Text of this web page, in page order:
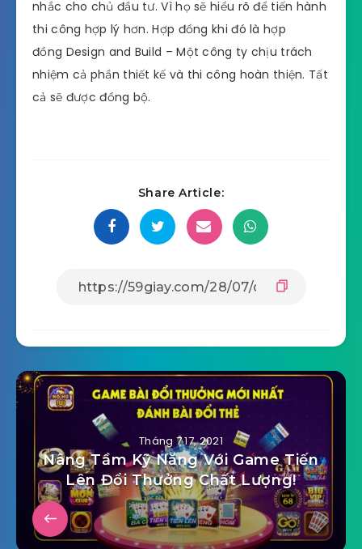
tiết kiệm rất nhiều thời gian và chi phí cho cả chủ
đầu tư lẫn nhà thầu xây dựng. Điều này sẽ đòi hỏi
rất nhiều nỗ lực và kinh nghiệm, năng lực của nhà
thầu. Vì thế việc lựa chọn nhà thầu xây dựng uy
tín cũng rất cần thiết.
biện pháp thi công luôn là lựa chọn được cân
nhắc cho chủ đầu tư. Vì họ sẽ hiểu rõ để tiến hành
thi công hợp lý hơn. Hợp đồng khi đó là hợp
cả sẽ được đồng bộ.
Share Article: